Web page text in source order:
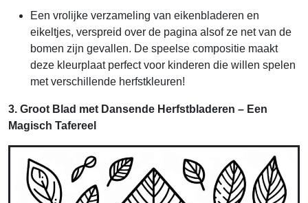
Een vrolijke verzameling van eikenbladeren en
eikeltjes, verspreid over de pagina alsof ze net van de
bomen zijn gevallen. De speelse compositie maakt
deze kleurplaat perfect voor kinderen die willen spelen
met verschillende herfstkleuren!
3. Groot Blad met Dansende Herfstbladeren – Een
Magisch Tafereel